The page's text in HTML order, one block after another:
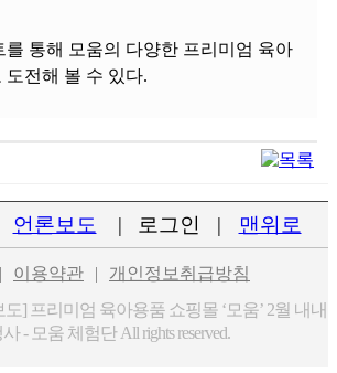
를 통해 모움의 다양한 프리미엄 육아
전해 볼 수 있다.
언론보도 | 로그인 | 맨위로
| 이용약관 |
개인정보취급방침
도] 프리미엄 육아용품 쇼핑몰 ‘모움’ 2월 내내
- 모움 체험단 All rights reserved.